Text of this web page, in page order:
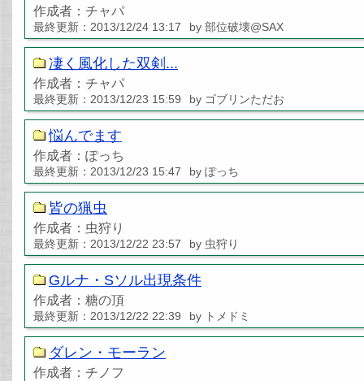
作成者：チャパ
最終更新：2013/12/24 13:17 by 部位破壊@SAX
凄く風化した双剣...
作成者：チャパ
最終更新：2013/12/23 15:59 by ゴブリンただお
悩んでます
作成者：ぽっち
最終更新：2013/12/23 15:47 by ぽっち
皆の猟虫
作成者：虫狩り
最終更新：2013/12/22 23:57 by 虫狩り
Gルナ・Sソル出現条件
作成者：糖の頂
最終更新：2013/12/22 22:39 by トメドミ
ダレン・モーラン
作成者：チノフ